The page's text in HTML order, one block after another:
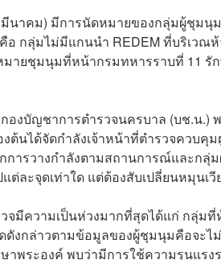
นาคม) มีการนัดหมายของกลุ่มผู้ชุมนุ
อ กลุ่มไม่มีแกนนำ REDEM ที่บริเวณ
ายชุมนุมที่หน้ากรมทหารราบที่ 11
องบัญชาการตำรวจนครบาล (บช.น.)
องต้นได้จัดกำลังเจ้าหน้าที่ตำรวจควบ
การวางกำลังตามสถานการณ์และก
ต่ละจุดเท่าใด แต่ต้องสับเปลี่ยนหมุนเ
จมีความเป็นห่วงมากที่สุดได้แก่ กลุ่ม
ดดังกล่าวตามข้อมูลของผู้ชุมนุมคือจะ
าพระองค์ พบว่ามีการใช้ความรุนแร